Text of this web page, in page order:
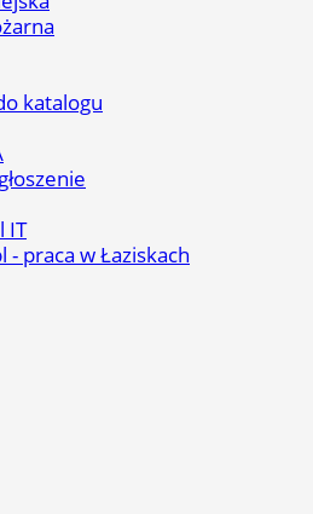
katalogu
IT
- praca w Łaziskach